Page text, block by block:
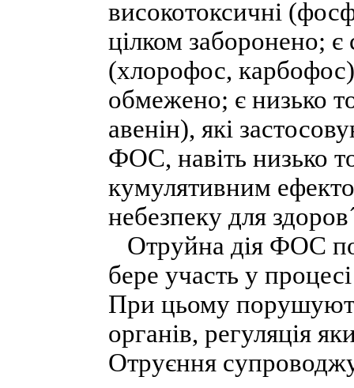
високотоксичні
цілком заборонено; є
(хлорофос,
обмежено; є низько
авенін), які
ФОС, навіть низько
кумулятивним
небезпеку для
Отруйна дія ФОС
бере участь у
При цьому
органів, регуляція
Отруєння